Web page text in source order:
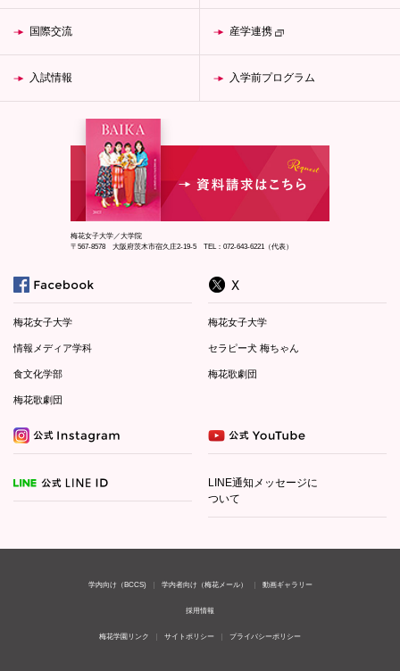
国際交流 産学連携
入試情報 入学前プログラム
梅花女子大学／大学院
〒567-8578 大阪府茨木市宿久庄2-19-5 TEL：072-643-6221（代表）
梅花女子大学
情報メディア学科
食文化学部
梅花歌劇団
梅花女子大学
セラピー犬 梅ちゃん
梅花歌劇団
LINE通知メッセージに
ついて
学内向け（BCCS) 学内者向け（梅花メール） 動画ギャラリー
採用情報
梅花学園リンク サイトポリシー プライバシーポリシー